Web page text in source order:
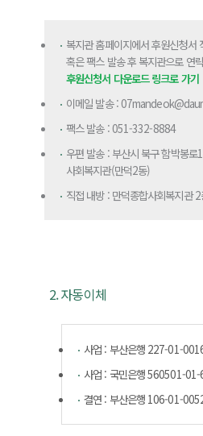
복지관 홈페이지에서 후원신청서
혹은 팩스 발송 후 복지관으로 연
후원신청서 다운로드 링크로 가기
이메일 발송 :
팩스 발송 : 051-332-8884
우편 발송 : 부산시 북구 함박봉
사회복지관(만덕2동)
직접 내방 : 만덕종합사회복지관
2. 자동이체
사업 : 부산은행 227-01-
사업 : 국민은행 560501-
결연 : 부산은행 106-01-